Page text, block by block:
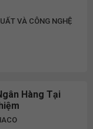
VÀ CÔNG NGHỆ
Hàng Tại